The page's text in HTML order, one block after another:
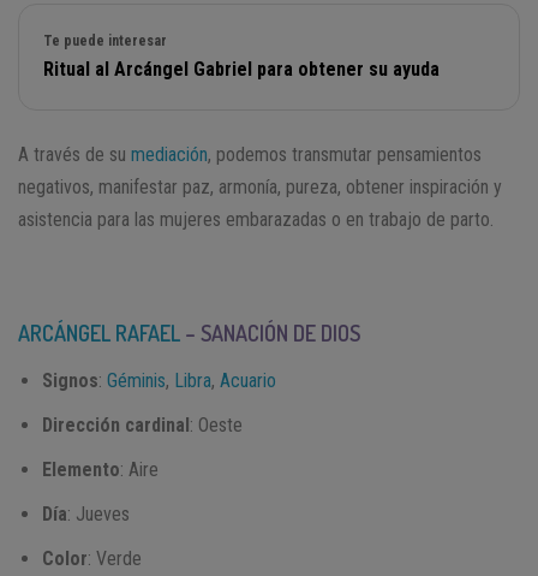
Te puede interesar
Ritual al Arcángel Gabriel para obtener su ayuda
A través de su mediación, podemos transmutar pensamientos
negativos, manifestar paz, armonía, pureza, obtener inspiración y
asistencia para las mujeres embarazadas o en trabajo de parto.
ARCÁNGEL RAFAEL – SANACIÓN DE DIOS
Signos: Géminis, Libra, Acuario
Dirección cardinal: Oeste
Elemento: Aire
Día: Jueves
Color: Verde